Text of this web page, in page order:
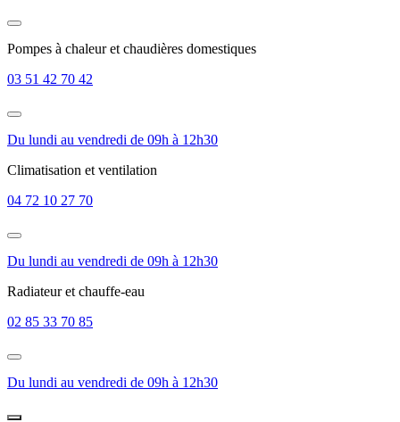
Pompes à chaleur et chaudières domestiques
03 51 42 70 42
Du lundi au vendredi de 09h à 12h30
Climatisation et ventilation
04 72 10 27 70
Du lundi au vendredi de 09h à 12h30
Radiateur et chauffe-eau
02 85 33 70 85
Du lundi au vendredi de 09h à 12h30